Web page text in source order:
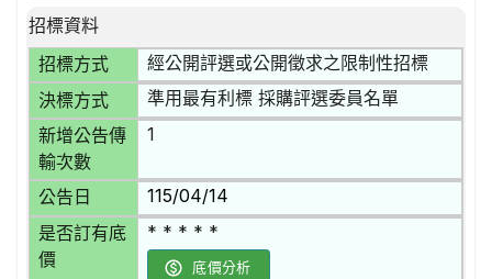
招標資料
招標方式
經公開評選或公開徵求之限制性招標
決標方式 準用最有利標 採購評選委員名單
新增公告傳
輸次數
1
公告日 115/04/14
是否訂有底
價
* * * * *
底價分析